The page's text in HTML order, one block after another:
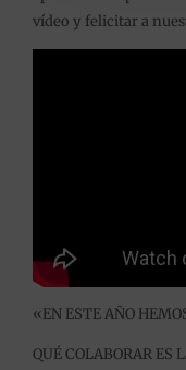
vídeo y felicitar a
«EN ESTE AÑO
QUÉ COLABORAR ES